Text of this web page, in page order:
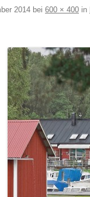
2014 bei 600 × 400 in